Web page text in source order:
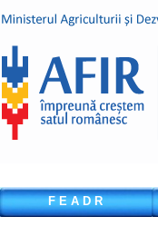
F E A D R